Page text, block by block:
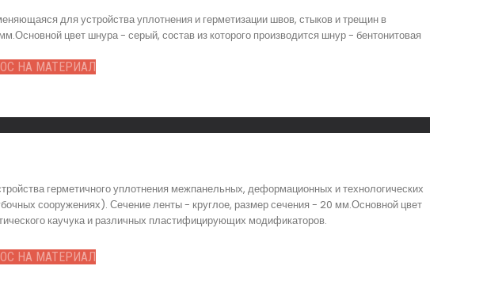
для устройства уплотнения и герметизации швов, стыков и трещин в
цвет шнура - серый, состав из которого производится шнур - бентонитовая
НА МАТЕРИАЛ
герметичного уплотнения межпанельных, деформационных и технологических
сооружениях). Сечение ленты - круглое, размер сечения - 20 мм.Основной цвет
каучука и различных пластифицирующих модификаторов.
НА МАТЕРИАЛ